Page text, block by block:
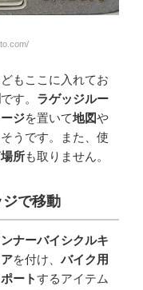
もここに入れてお
です。 ラゲッジルー
ジを置いて地図や
うです。また、使
場所も取りません。
で移動
ナーバイシクルキ
を付け、 バイク用
ートするアイテム